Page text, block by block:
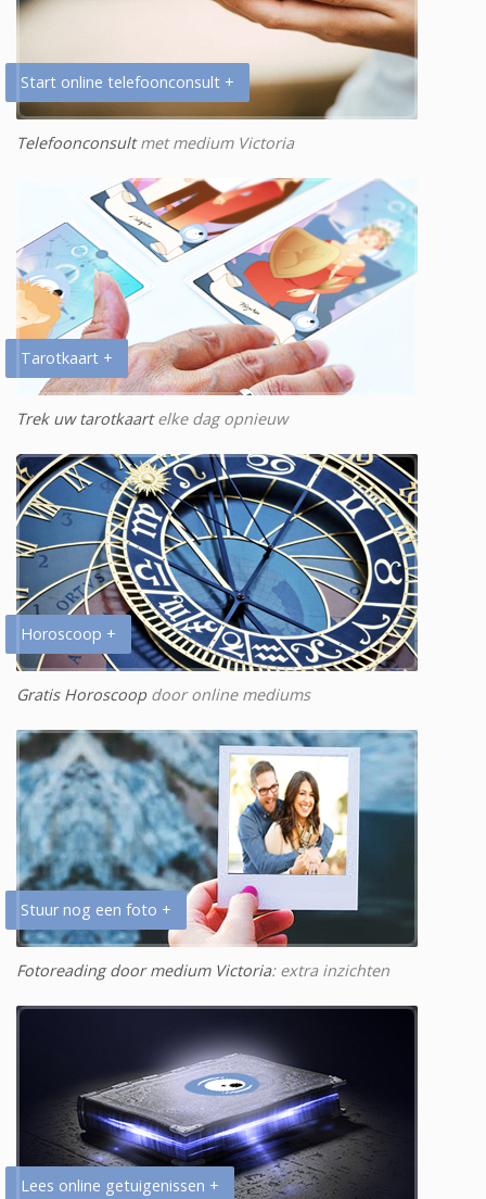
Start online telefoonconsult +
Telefoonconsultmet medium Victoria
Tarotkaart +
Trek uw tarotkaartelke dag opnieuw
Horoscoop +
Gratis Horoscoopdoor online mediums
Stuur nog een foto +
Fotoreading door medium Victoria: extra inzichten
Lees online getuigenissen +